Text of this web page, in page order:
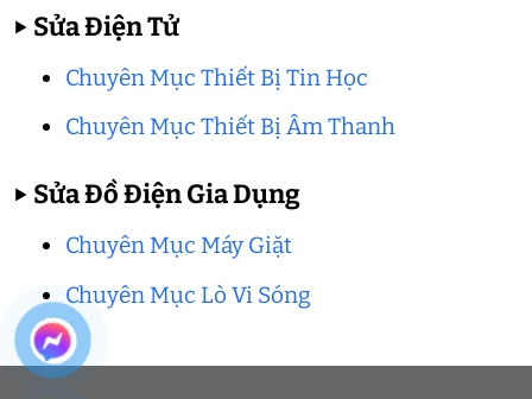
▶ Sửa Điện Tử
Chuyên Mục Thiết Bị Tin Học
Chuyên Mục Thiết Bị Âm Thanh
▶ Sửa Đồ Điện Gia Dụng
Chuyên Mục Máy Giặt
Chuyên Mục Lò Vi Sóng